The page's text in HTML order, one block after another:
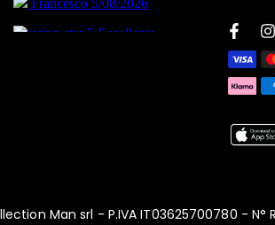
Man srl - P.IVA IT03625700780 - N°